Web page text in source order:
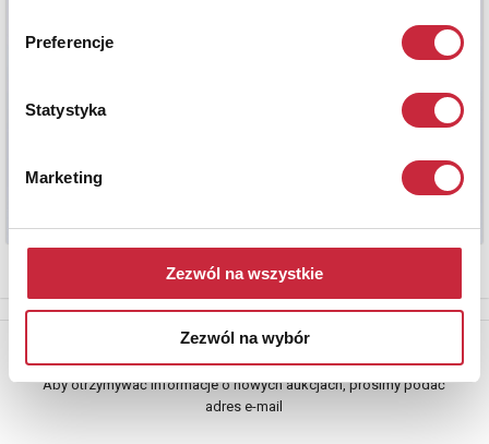
Preferencje
Statystyka
Marketing
Zezwól na wszystkie
Zezwól na wybór
Newsletter
Aby otrzymywać informacje o nowych aukcjach, prosimy podać
adres e-mail